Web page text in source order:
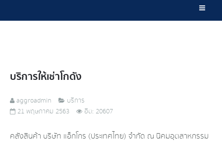
บริการให้เช่าโกดัง
aggroadmin
บริการ
21 พฤษภาคม 2563
ฮิต: 20607
คลังสินค้า บริษัท แอ็กโกร (ประเทศไทย) จำกัด ณ นิคมอุตสาหกรรม